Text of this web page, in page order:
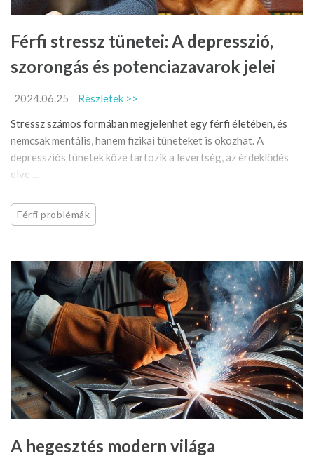
Férfi stressz tünetei: A depresszió,
szorongás és potenciazavarok jelei
2024.06.25
Részletek >>
Stressz számos formában megjelenhet egy férfi életében, és
nemcsak mentális, hanem fizikai tüneteket is okozhat. A
depressziós tünetek közé tartozik a levertség, az érdeklődés
elve ...
Férfi problémák
A hegesztés modern világa